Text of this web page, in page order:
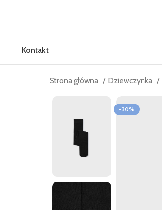
Kontakt
Strona główna Dziewczynka
-30%